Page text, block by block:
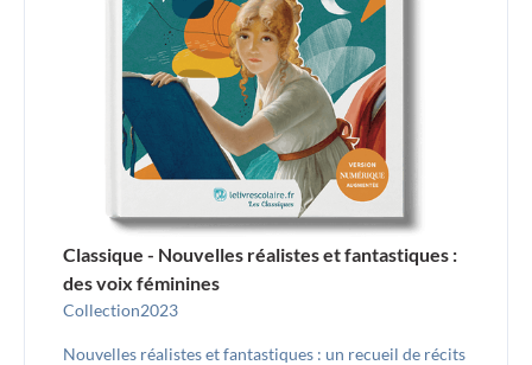
Classique - Nouvelles réalistes et fantastiques :
des voix féminines
Collection2023
Nouvelles réalistes et fantastiques : un recueil de récits